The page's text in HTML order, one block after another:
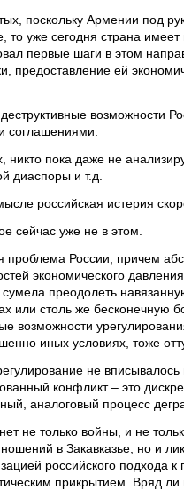
поскольку Армении под
то уже сегодня страна
первые шаги в этом
предоставление ей
возможности
соглашениями.
никто пока даже не
диаспоры и т.д.
российская истерия
сейчас уже не в этом.
проблема России, причем
экономического
преодолеть
или столь же бесконечную
возможности
иных условиях, тоже
не вписывалось
конфликт – это
аналоговый процесс
не только войны, и не
в Закавказье, но и
российского подхода
прикрытием. Вряд